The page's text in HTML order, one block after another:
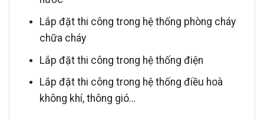
Lắp đặt thi công trong hệ thống phòng cháy
chữa cháy
Lắp đặt thi công trong hệ thống điện
Lắp đặt thi công trong hệ thống điều hoà
không khí, thông gió…